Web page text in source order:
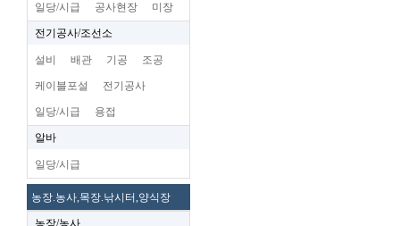
일당/시급 공사현장 미장
전기공사/조선소
설비 배관 기공 조공
케이블포설 전기공사
일당/시급 용접
알바
일당/시급
농장.농사,목장.낚시터,양식장
농장/농사